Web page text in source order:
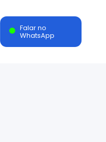
Falar no
WhatsApp